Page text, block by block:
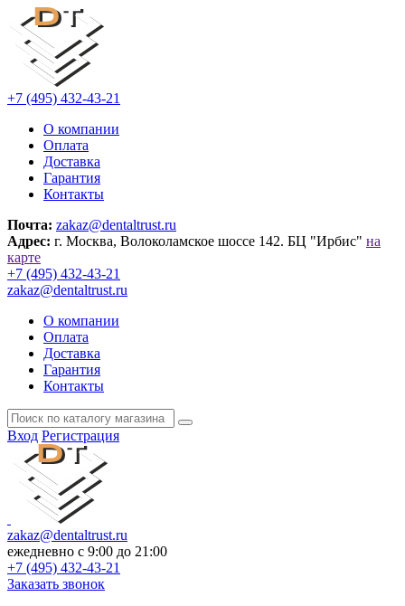
+7 (495) 432-43-21
О компании
Оплата
Доставка
Гарантия
Контакты
Почта: zakaz@dentaltrust.ru
Адрес: г. Москва, Волоколамское шоссе 142. БЦ "Ирбис" на
карте
+7 (495) 432-43-21
zakaz@dentaltrust.ru
О компании
Оплата
Доставка
Гарантия
Контакты
Вход Регистрация
zakaz@dentaltrust.ru
ежедневно с 9:00 до 21:00
+7 (495) 432-43-21
Заказать звонок